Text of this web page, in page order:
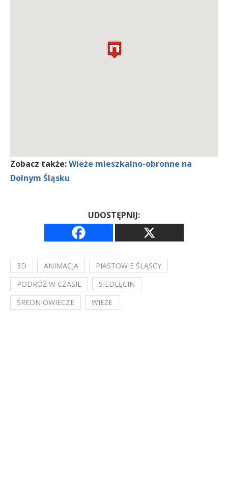
Zobacz także:Wieże mieszkalno-obronne na
Dolnym Śląsku
UDOSTĘPNIJ:
3D ANIMACJA
PIASTOWIE ŚLĄSCY
PODRÓŻ W CZASIE
SIEDLĘCIN
ŚREDNIOWIECZE
WIEŻE